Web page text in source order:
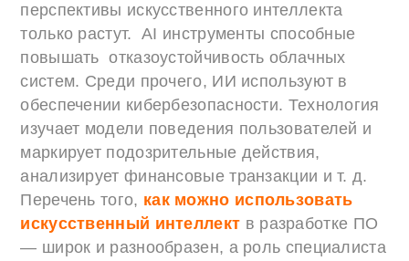
перспективы искусственного интеллекта
только растут. AI инструменты способные
повышать отказоустойчивость облачных
систем. Среди прочего, ИИ используют в
обеспечении кибербезопасности. Технология
изучает модели поведения пользователей и
маркирует подозрительные действия,
анализирует финансовые транзакции и т. д.
Перечень того, как можно использовать
искусственный интеллект в разработке ПО
— широк и разнообразен, а роль специалиста